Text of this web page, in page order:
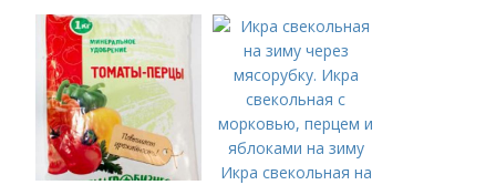
минеральные
удобрения
Икра свекольная на